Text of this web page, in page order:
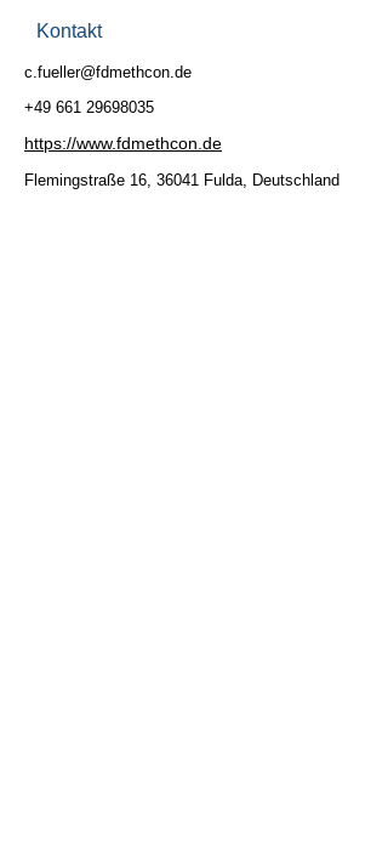
Kontakt
c.fueller@fdmethcon.de
+49 661 29698035
https://www.fdmethcon.de
Flemingstraße 16, 36041 Fulda, Deutschland